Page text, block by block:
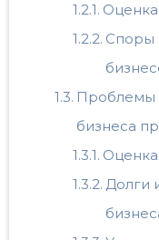
Споры
Проблемы
бизнеса
Долги